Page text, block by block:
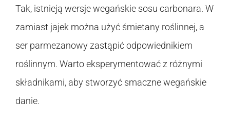
Tak, istnieją wersje wegańskie sosu carbonara. W
zamiast jajek można użyć śmietany roślinnej, a
ser parmezanowy zastąpić odpowiednikiem
roślinnym. Warto eksperymentować z różnymi
składnikami, aby stworzyć smaczne wegańskie
danie.